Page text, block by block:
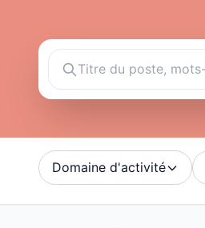
Domaine d'activité